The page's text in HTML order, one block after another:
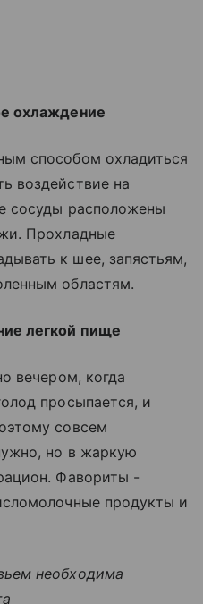
охлаждение
способом охладиться
воздействие на
сосуды расположены
Прохладные
к шее, запястьям,
областям.
легкой пище
вечером, когда
просыпается, и
совсем
но в жаркую
Фавориты -
продукты и
необходима